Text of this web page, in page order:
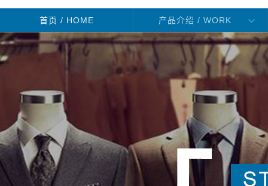
首页 / HOME 产品介绍 / WORK